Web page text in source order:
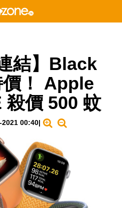
結】Black
！ Apple
價 500 蚊
2021 00:40|